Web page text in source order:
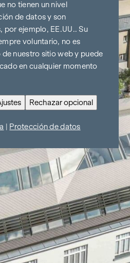
no tienen un nivel
de datos y son
por ejemplo, EE.UU.. Su
voluntario, no es
de nuestro sitio web y puede
en cualquier momento
Rechazar opcional
Protección de datos